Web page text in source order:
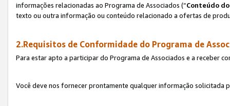
informações relacionadas ao Programa de Associados (“Conteúdo
texto ou outra informação ou conteúdo relacionado a ofertas de
2.Requisitos de Conformidade do Programa de
Para estar apto a participar do Programa de Associados e a receber
Você deve nos fornecer prontamente qualquer informação solicitada